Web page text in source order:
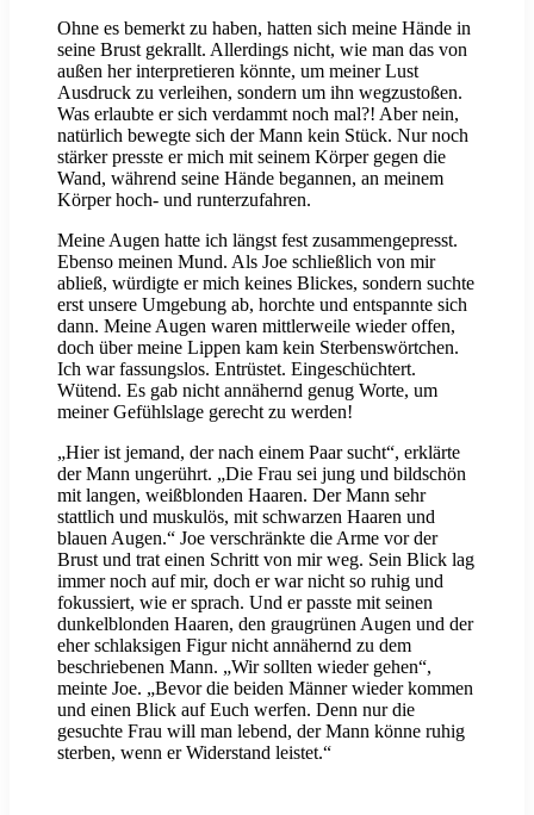
Ohne es bemerkt zu haben, hatten sich meine Hände in
seine Brust gekrallt. Allerdings nicht, wie man das von
außen her interpretieren könnte, um meiner Lust
Ausdruck zu verleihen, sondern um ihn wegzustoßen.
Was erlaubte er sich verdammt noch mal?! Aber nein,
natürlich bewegte sich der Mann kein Stück. Nur noch
stärker presste er mich mit seinem Körper gegen die
Wand, während seine Hände begannen, an meinem
Körper hoch- und runterzufahren.
Meine Augen hatte ich längst fest zusammengepresst.
Ebenso meinen Mund. Als Joe schließlich von mir
abließ, würdigte er mich keines Blickes, sondern suchte
erst unsere Umgebung ab, horchte und entspannte sich
dann. Meine Augen waren mittlerweile wieder offen,
doch über meine Lippen kam kein Sterbenswörtchen.
Ich war fassungslos. Entrüstet. Eingeschüchtert.
Wütend. Es gab nicht annähernd genug Worte, um
meiner Gefühlslage gerecht zu werden!
„Hier ist jemand, der nach einem Paar sucht“, erklärte
der Mann ungerührt. „Die Frau sei jung und bildschön
mit langen, weißblonden Haaren. Der Mann sehr
stattlich und muskulös, mit schwarzen Haaren und
blauen Augen.“ Joe verschränkte die Arme vor der
Brust und trat einen Schritt von mir weg. Sein Blick lag
immer noch auf mir, doch er war nicht so ruhig und
fokussiert, wie er sprach. Und er passte mit seinen
dunkelblonden Haaren, den graugrünen Augen und der
eher schlaksigen Figur nicht annähernd zu dem
beschriebenen Mann. „Wir sollten wieder gehen“,
meinte Joe. „Bevor die beiden Männer wieder kommen
und einen Blick auf Euch werfen. Denn nur die
gesuchte Frau will man lebend, der Mann könne ruhig
sterben, wenn er Widerstand leistet.“